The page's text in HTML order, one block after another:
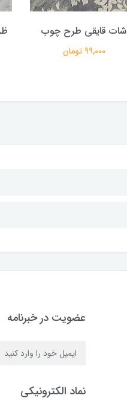
شات قایقی طرح چوب
99,000 تومان
عضویت در خبرنامه
نماد الکترونیکی